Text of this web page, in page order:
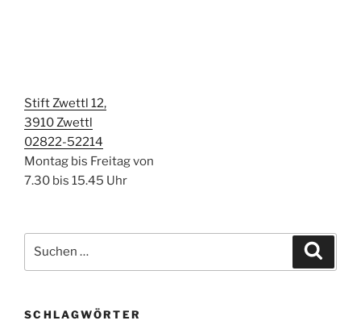
Stift Zwettl 12,
3910 Zwettl
02822-52214
Montag bis Freitag von
7.30 bis 15.45 Uhr
nach:
SCHLAGWÖRTER